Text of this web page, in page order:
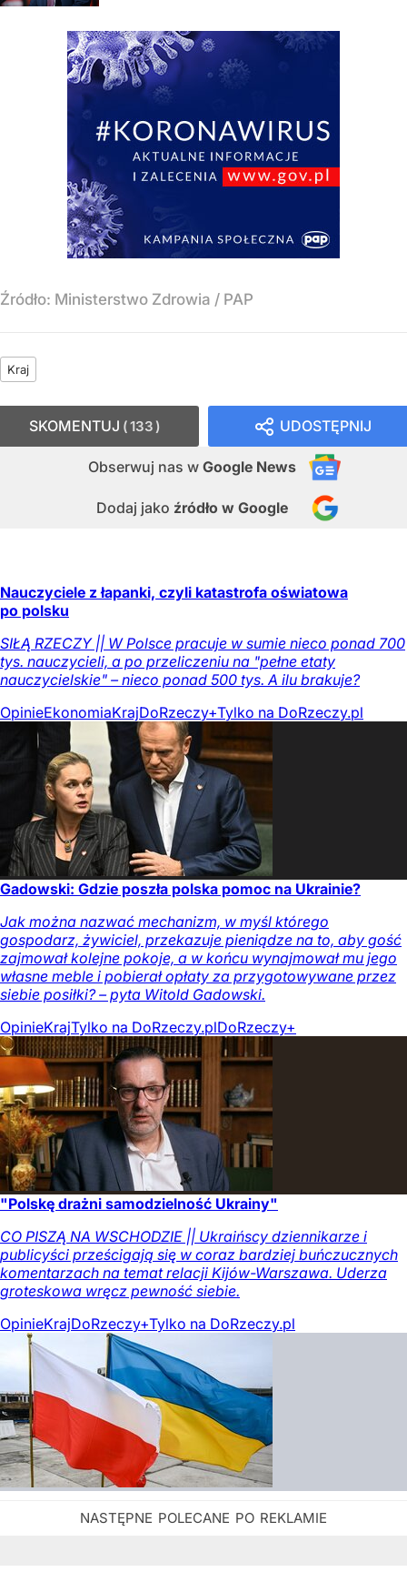
Źródło: Ministerstwo Zdrowia / PAP
Kraj
UDOSTĘPNIJ
Obserwuj nas w Google News
Dodaj jako źródło w Google
SKOMENTUJ 133
Nauczyciele z łapanki, czyli katastrofa oświatowa
po polsku
SIŁĄ RZECZY || W Polsce pracuje w sumie nieco ponad 700
tys. nauczycieli, a po przeliczeniu na "pełne etaty
nauczycielskie" – nieco ponad 500 tys. A ilu brakuje?
OpinieEkonomiaKrajDoRzeczy+Tylko na DoRzeczy.pl
Gadowski: Gdzie poszła polska pomoc na Ukrainie?
Jak można nazwać mechanizm, w myśl którego
gospodarz, żywiciel, przekazuje pieniądze na to, aby gość
zajmował kolejne pokoje, a w końcu wynajmował mu jego
własne meble i pobierał opłaty za przygotowywane przez
siebie posiłki? – pyta Witold Gadowski.
OpinieKrajTylko na DoRzeczy.plDoRzeczy+
"Polskę drażni samodzielność Ukrainy"
CO PISZĄ NA WSCHODZIE || Ukraińscy dziennikarze i
publicyści prześcigają się w coraz bardziej buńczucznych
komentarzach na temat relacji Kijów-Warszawa. Uderza
groteskowa wręcz pewność siebie.
OpinieKrajDoRzeczy+Tylko na DoRzeczy.pl